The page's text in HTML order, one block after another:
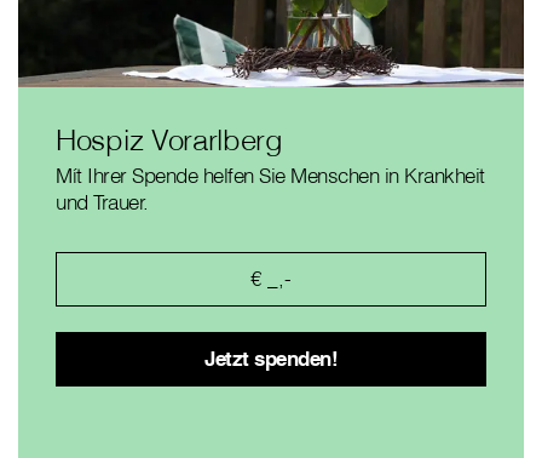
Hospiz Vorarlberg
Mít Ihrer Spende helfen Sie Menschen in Krankheit
und Trauer.